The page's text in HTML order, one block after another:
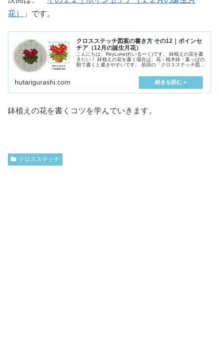
花）
」です。
クロスステッチ図案の書き方 その12｜ポインセ
チア（12月の誕生月花）
こんにちは、ReyLuke(れいるーく)です。 鉢植えの花を書
きたい！ 鉢植えの花を書く場合は、花・植木鉢・葉っぱの
順で書くと書きやすいです。 前回の「クロスステッチ図
hutarigurashi.com
鉢植えの花を書くコツを学んでいきます。
クロスステッチ